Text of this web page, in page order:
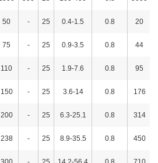
50 - 25 0.4-1.5 0.8 20
75 - 25 0.9-3.5 0.8 44
110 - 25 1.9-7.6 0.8 95
150 - 25 3.6-14 0.8 176
200 - 25 6.3-25.1 0.8 314
238 - 25 8.9-35.5 0.8 450